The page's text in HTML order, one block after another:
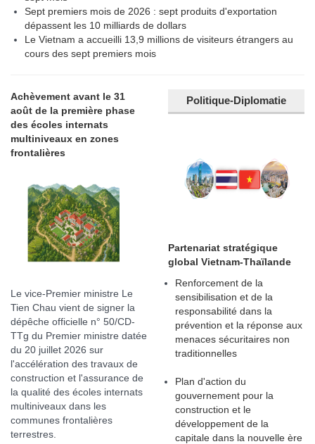
Sept premiers mois de 2026 : sept produits d'exportation
dépassent les 10 milliards de dollars
Le Vietnam a accueilli 13,9 millions de visiteurs étrangers au
cours des sept premiers mois
Achèvement avant le 31
août de la première phase
des écoles internats
multiniveaux en zones
frontalières
Le vice-Premier ministre Le
Tien Chau vient de signer la
dépêche officielle n° 50/CD-
TTg du Premier ministre datée
du 20 juillet 2026 sur
l'accélération des travaux de
construction et l'assurance de
la qualité des écoles internats
multiniveaux dans les
communes frontalières
terrestres.
Politique-Diplomatie
Partenariat stratégique
global Vietnam-Thaïlande
Renforcement de la
sensibilisation et de la
responsabilité dans la
prévention et la réponse aux
menaces sécuritaires non
traditionnelles
Plan d'action du
gouvernement pour la
construction et le
développement de la
capitale dans la nouvelle ère